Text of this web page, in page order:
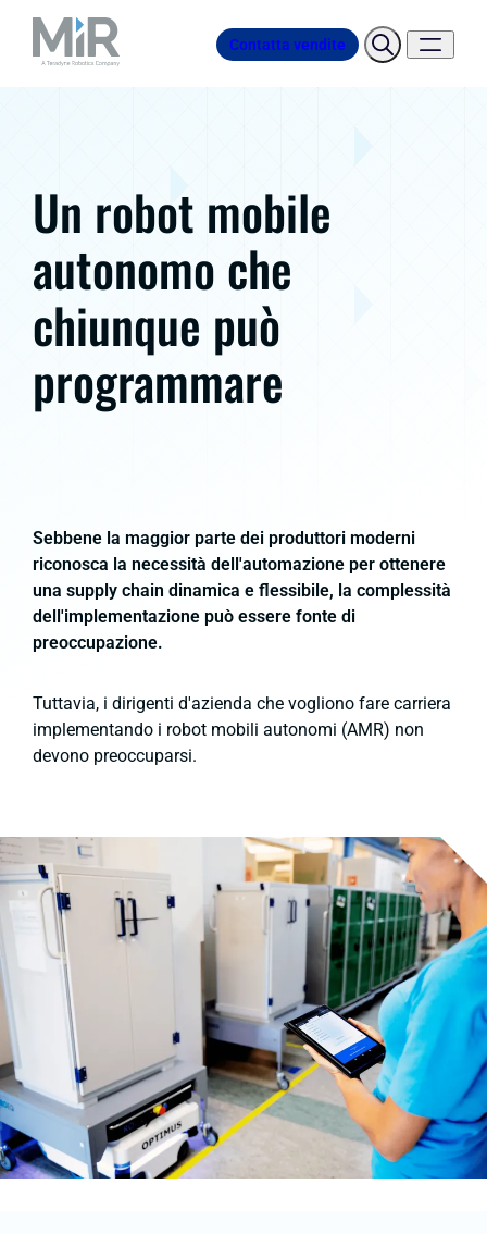
Contatta vendite
Un robot mobile
autonomo che
chiunque può
programmare
Sebbene la maggior parte dei produttori moderni
riconosca la necessità dell'automazione per ottenere
una supply chain dinamica e flessibile, la complessità
dell'implementazione può essere fonte di
preoccupazione.
Tuttavia, i dirigenti d'azienda che vogliono fare carriera
implementando i robot mobili autonomi (AMR) non
devono preoccuparsi.